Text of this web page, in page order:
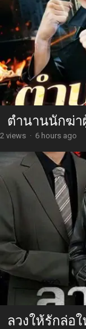
ตำนานนักฆ่า
2 views · 6 hours ago
ลวงให้รักล่อใ